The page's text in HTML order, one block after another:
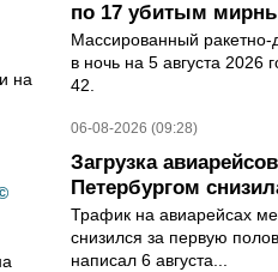
на
по 17 убитым
Массированный ракетно-
в ночь на 5 августа 2026
42.
06-08-2026 (09:28)
Загрузка
Петербургом
Трафик на авиарейсах
снизился за первую
написал 6 августа...